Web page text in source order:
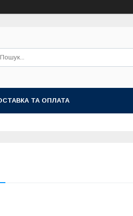
ТА ОПЛАТА